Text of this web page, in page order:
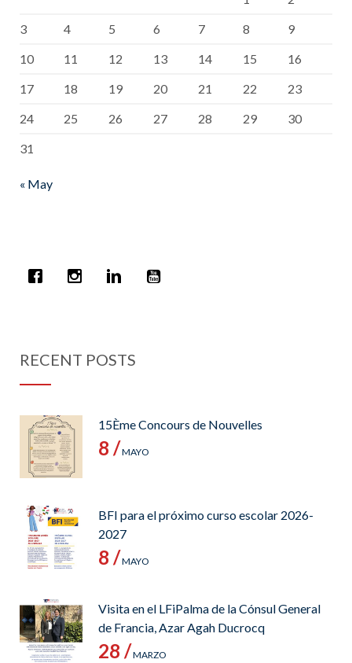
3
4 5 6 7 8
9
10
11 12 13 14 15
16
17
18 19 20 21 22
23
24
25 26 27 28 29
30
31
« May
RECENT POSTS
15Ème Concours de Nouvelles
8 /MAYO
BFI para el próximo curso escolar 2026-
2027
8 /MAYO
Visita en el LFiPalma de la Cónsul General
de Francia, Azar Agah Ducrocq
28 /MARZO